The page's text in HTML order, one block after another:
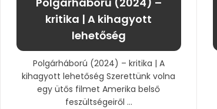
kritika | A kihagyott
lehetőség
Polgárháború (2024) – kritika | A
kihagyott lehetőség Szerettünk volna
egy ütős filmet Amerika belső
feszültségeiről ...